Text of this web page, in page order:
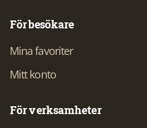
För besökare
Mina favoriter
Mitt konto
För verksamheter